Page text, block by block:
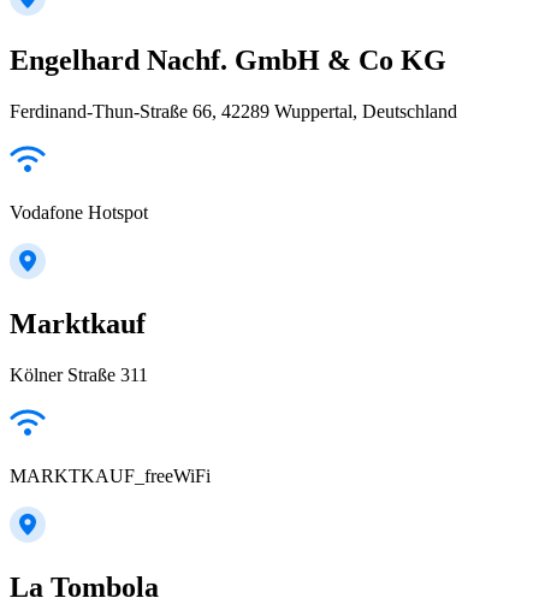
Engelhard Nachf. GmbH & Co KG
Ferdinand-Thun-Straße 66, 42289 Wuppertal, Deutschland
Vodafone Hotspot
Marktkauf
Kölner Straße 311
MARKTKAUF_freeWiFi
La Tombola